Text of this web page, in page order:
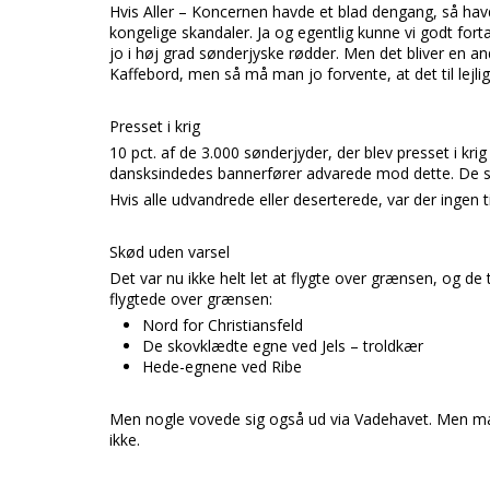
Hvis Aller – Koncernen havde et blad dengang, så
kongelige skandaler. Ja og egentlig kunne vi godt
jo i høj grad sønderjyske rødder. Men det bliver en
Kaffebord, men så må man jo forvente, at det til
Presset i krig
10 pct. af de 3.000 sønderjyder, der blev presset i
dansksindedes bannerfører advarede mod dette.
Hvis alle udvandrede eller deserterede, var der
Skød uden varsel
Det var nu ikke helt let at flygte over grænsen, og de
flygtede over grænsen:
Nord for Christiansfeld
De skovklædte egne ved Jels – troldkær
Hede-egnene ved Ribe
Men nogle vovede sig også ud via Vadehavet. Men
ikke.